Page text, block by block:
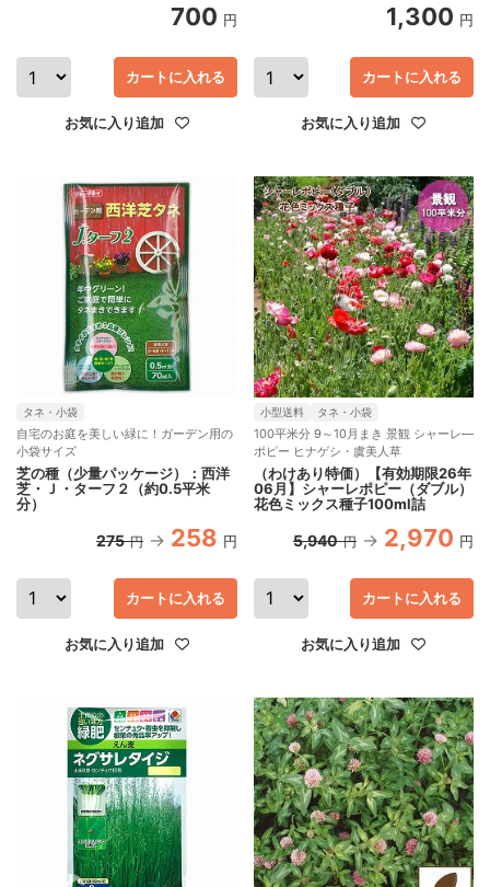
700 円
お気に入り追加
カートに入れる
1,300 円
お気に入り追加
カートに入れる
タネ・小袋
自宅のお庭を美しい緑に！ガーデン用の
小袋サイズ
芝の種（少量パッケージ）：西洋
芝・Ｊ・ターフ２（約0.5平米
分）
275 円 258 円
お気に入り追加
カートに入れる
小型送料 タネ・小袋
100平米分 9～10月まき 景観 シャーレ―
ポピー ヒナゲシ・虞美人草
（わけあり特価）【有効期限26年
06月】シャーレポピー（ダブル）
花色ミックス種子100ml詰
5,940 円 2,970 円
お気に入り追加
カートに入れる